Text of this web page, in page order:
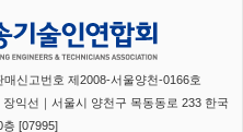
신고번호 제2008-서울양천-0166호
익선｜서울시 양천구 목동동로 233 한국
층 [07995]